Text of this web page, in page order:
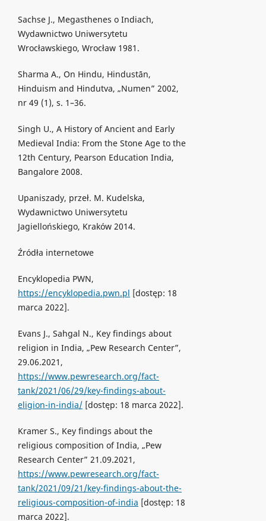
Sachse J., Megasthenes o Indiach,
Wydawnictwo Uniwersytetu
Wrocławskiego, Wrocław 1981.
Sharma A., On Hindu, Hindustān,
Hinduism and Hindutva, „Numen” 2002,
nr 49 (1), s. 1–36.
Singh U., A History of Ancient and Early
Medieval India: From the Stone Age to the
12th Century, Pearson Education India,
Bangalore 2008.
Upaniszady, przeł. M. Kudelska,
Wydawnictwo Uniwersytetu
Jagiellońskiego, Kraków 2014.
Źródła internetowe
Encyklopedia PWN,
https://encyklopedia.pwn.pl [dostęp: 18
marca 2022].
Evans J., Sahgal N., Key findings about
religion in India, „Pew Research Center”,
29.06.2021,
https://www.pewresearch.org/fact-
tank/2021/06/29/key-findings-about-
eligion-in-india/[dostęp: 18 marca 2022].
Kramer S., Key findings about the
religious composition of India, „Pew
Research Center” 21.09.2021,
https://www.pewresearch.org/fact-
tank/2021/09/21/key-findings-about-the-
religious-composition-of-india [dostęp: 18
marca 2022].